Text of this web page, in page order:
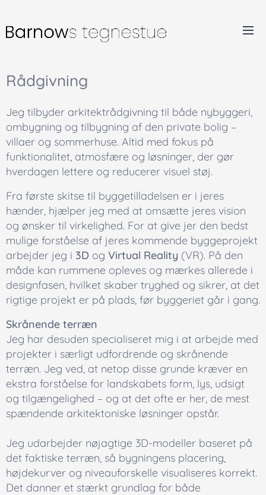
Rådgivning
Jeg tilbyder arkitektrådgivning til både nybyggeri,
ombygning og tilbygning af den private bolig –
villaer og sommerhuse. Altid med fokus på
funktionalitet, atmosfære og løsninger, der gør
hverdagen lettere og reducerer visuel støj.
Fra første skitse til byggetilladelsen er i jeres
hænder, hjælper jeg med at omsætte jeres vision
og ønsker til virkelighed. For at give jer den bedst
mulige forståelse af jeres kommende byggeprojekt
arbejder jeg i 3D og Virtual Reality (VR). På den
måde kan rummene opleves og mærkes allerede i
designfasen, hvilket skaber tryghed og sikrer, at det
rigtige projekt er på plads, før byggeriet går i gang.
Skrånende terræn
Jeg har desuden specialiseret mig i at arbejde med
projekter i særligt udfordrende og skrånende
terræn. Jeg ved, at netop disse grunde kræver en
ekstra forståelse for landskabets form, lys, udsigt
og tilgængelighed – og at det ofte er her, de mest
spændende arkitektoniske løsninger opstår.
Jeg udarbejder nøjagtige 3D-modeller baseret på
det faktiske terræn, så bygningens placering,
højdekurver og niveauforskelle visualiseres korrekt.
Det danner et stærkt grundlag for både